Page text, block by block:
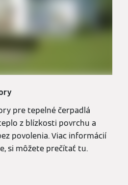
pre tepelné čerpadlá
z blízkosti povrchu a
povolenia. Viac informácií
si môžete prečítať tu.